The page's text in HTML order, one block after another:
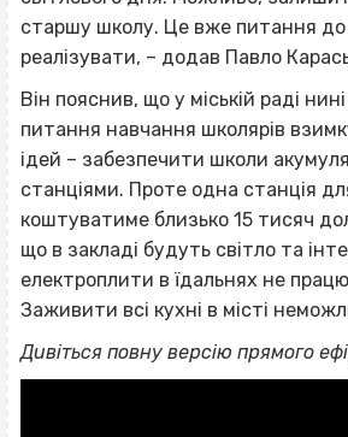
старшу школу. Це вже питання до
реалізувати, – додав Павло
Він пояснив, що у міській раді
питання навчання школярів
ідей – забезпечити школи
станціями. Проте одна станція
коштуватиме близько 15 тисяч
що в закладі будуть світло та
електроплити в їдальнях не
Заживити всі кухні в місті
Дивіться повну версію прямого